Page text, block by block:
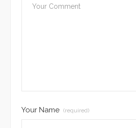
Your Name (required)